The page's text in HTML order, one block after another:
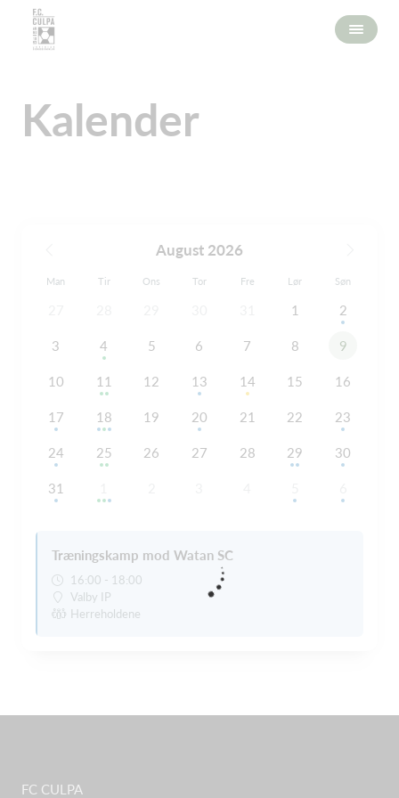
Kalender
August 2026
Man Tir Ons Tor Fre Lør Søn
1 2
3 4 5 6 7 8 9
10 11 12 13 14 15 16
17 18 19 20 21 22 23
24 25 26 27 28 29 30
31
Træningskamp mod Watan SC
16:00 - 18:00
Valby IP
Herreholdene
FC CULPA